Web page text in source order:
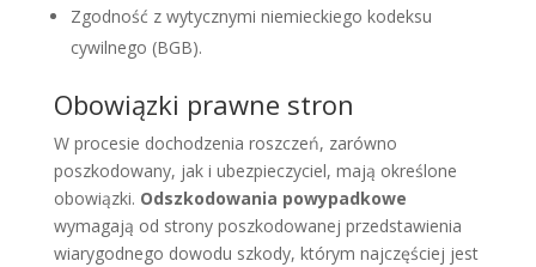
Zgodność z wytycznymi niemieckiego kodeksu
cywilnego (BGB).
Obowiązki prawne stron
W procesie dochodzenia roszczeń, zarówno
poszkodowany, jak i ubezpieczyciel, mają określone
obowiązki. Odszkodowania powypadkowe
wymagają od strony poszkodowanej przedstawienia
wiarygodnego dowodu szkody, którym najczęściej jest